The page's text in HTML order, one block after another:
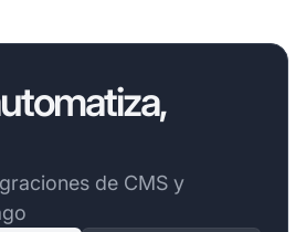
de CMS y